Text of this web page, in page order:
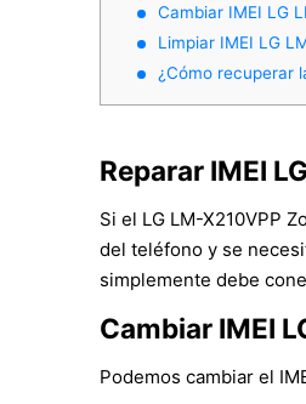
Cambiar IMEI LG
Limpiar IMEI LG
¿Cómo recuperar
Reparar IMEI
Si el LG LM-X210VPP
del teléfono y se
simplemente debe
Cambiar IMEI
Podemos cambiar el